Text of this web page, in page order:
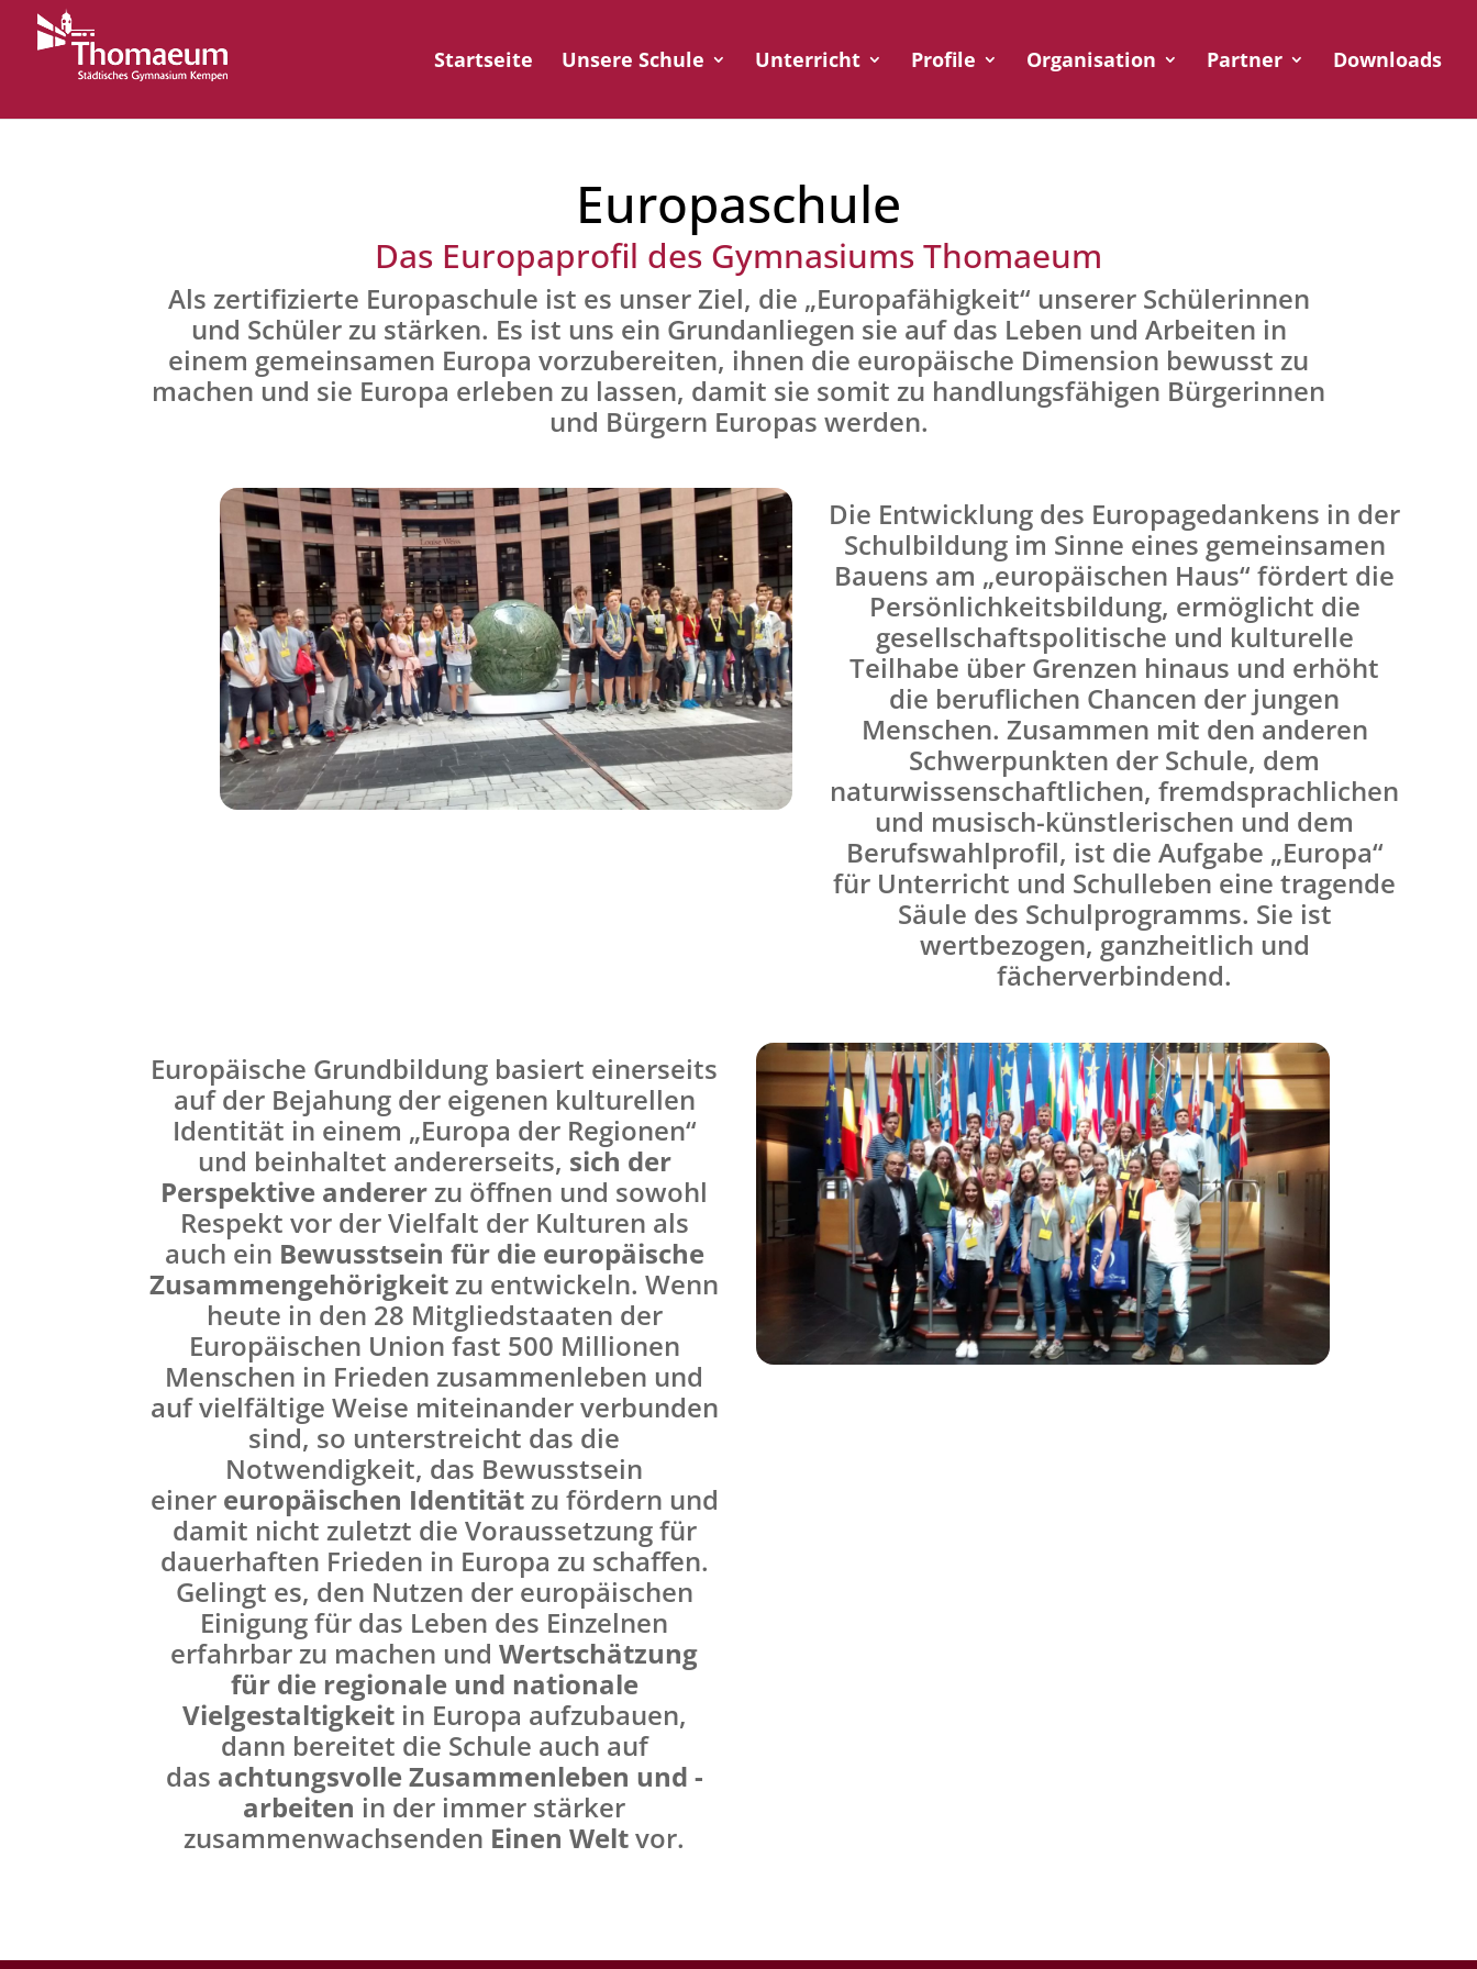
Startseite Unsere Schule Unterricht Profile Organisation Partner Downloads
Europaschule
Das Europaprofil des Gymnasiums Thomaeum
Als zertifizierte Europaschule ist es unser Ziel, die „Europafähigkeit“ unserer Schülerinnen
und Schüler zu stärken. Es ist uns ein Grundanliegen sie auf das Leben und Arbeiten in
einem gemeinsamen Europa vorzubereiten, ihnen die europäische Dimension bewusst zu
machen und sie Europa erleben zu lassen, damit sie somit zu handlungsfähigen Bürgerinnen
und Bürgern Europas werden.
Die Entwicklung des Europagedankens in der
Schulbildung im Sinne eines gemeinsamen
Bauens am „europäischen Haus“ fördert die
Persönlichkeitsbildung, ermöglicht die
gesellschaftspolitische und kulturelle
Teilhabe über Grenzen hinaus und erhöht
die beruflichen Chancen der jungen
Menschen. Zusammen mit den anderen
Schwerpunkten der Schule, dem
naturwissenschaftlichen, fremdsprachlichen
und musisch-künstlerischen und dem
Berufswahlprofil, ist die Aufgabe „Europa“
für Unterricht und Schulleben eine tragende
Säule des Schulprogramms. Sie ist
wertbezogen, ganzheitlich und
fächerverbindend.
Europäische Grundbildung basiert einerseits
auf der Bejahung der eigenen kulturellen
Identität in einem „Europa der Regionen“
und beinhaltet andererseits, sich der
Perspektive andererzu öffnen und sowohl
Respekt vor der Vielfalt der Kulturen als
auch ein Bewusstsein für die europäische
Zusammengehörigkeitzu entwickeln. Wenn
heute in den 28 Mitgliedstaaten der
Europäischen Union fast 500 Millionen
Menschen in Frieden zusammenleben und
auf vielfältige Weise miteinander verbunden
sind, so unterstreicht das die
Notwendigkeit, das Bewusstsein
einer europäischen Identitätzu fördern und
damit nicht zuletzt die Voraussetzung für
dauerhaften Frieden in Europa zu schaffen.
Gelingt es, den Nutzen der europäischen
Einigung für das Leben des Einzelnen
erfahrbar zu machen undWertschätzung
für die regionale und nationale
Vielgestaltigkeitin Europa aufzubauen,
dann bereitet die Schule auch auf
das achtungsvolle Zusammenleben und -
arbeiten in der immer stärker
zusammenwachsenden Einen Weltvor.